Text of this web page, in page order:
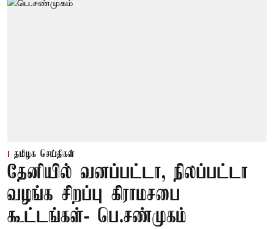
தமிழக செய்திகள்
தேனியில் வனப்பட்டா, நிலப்பட்டா
வழங்க சிறப்பு கிராமசபை
கூட்டங்கள்- பெ.சண்முகம்